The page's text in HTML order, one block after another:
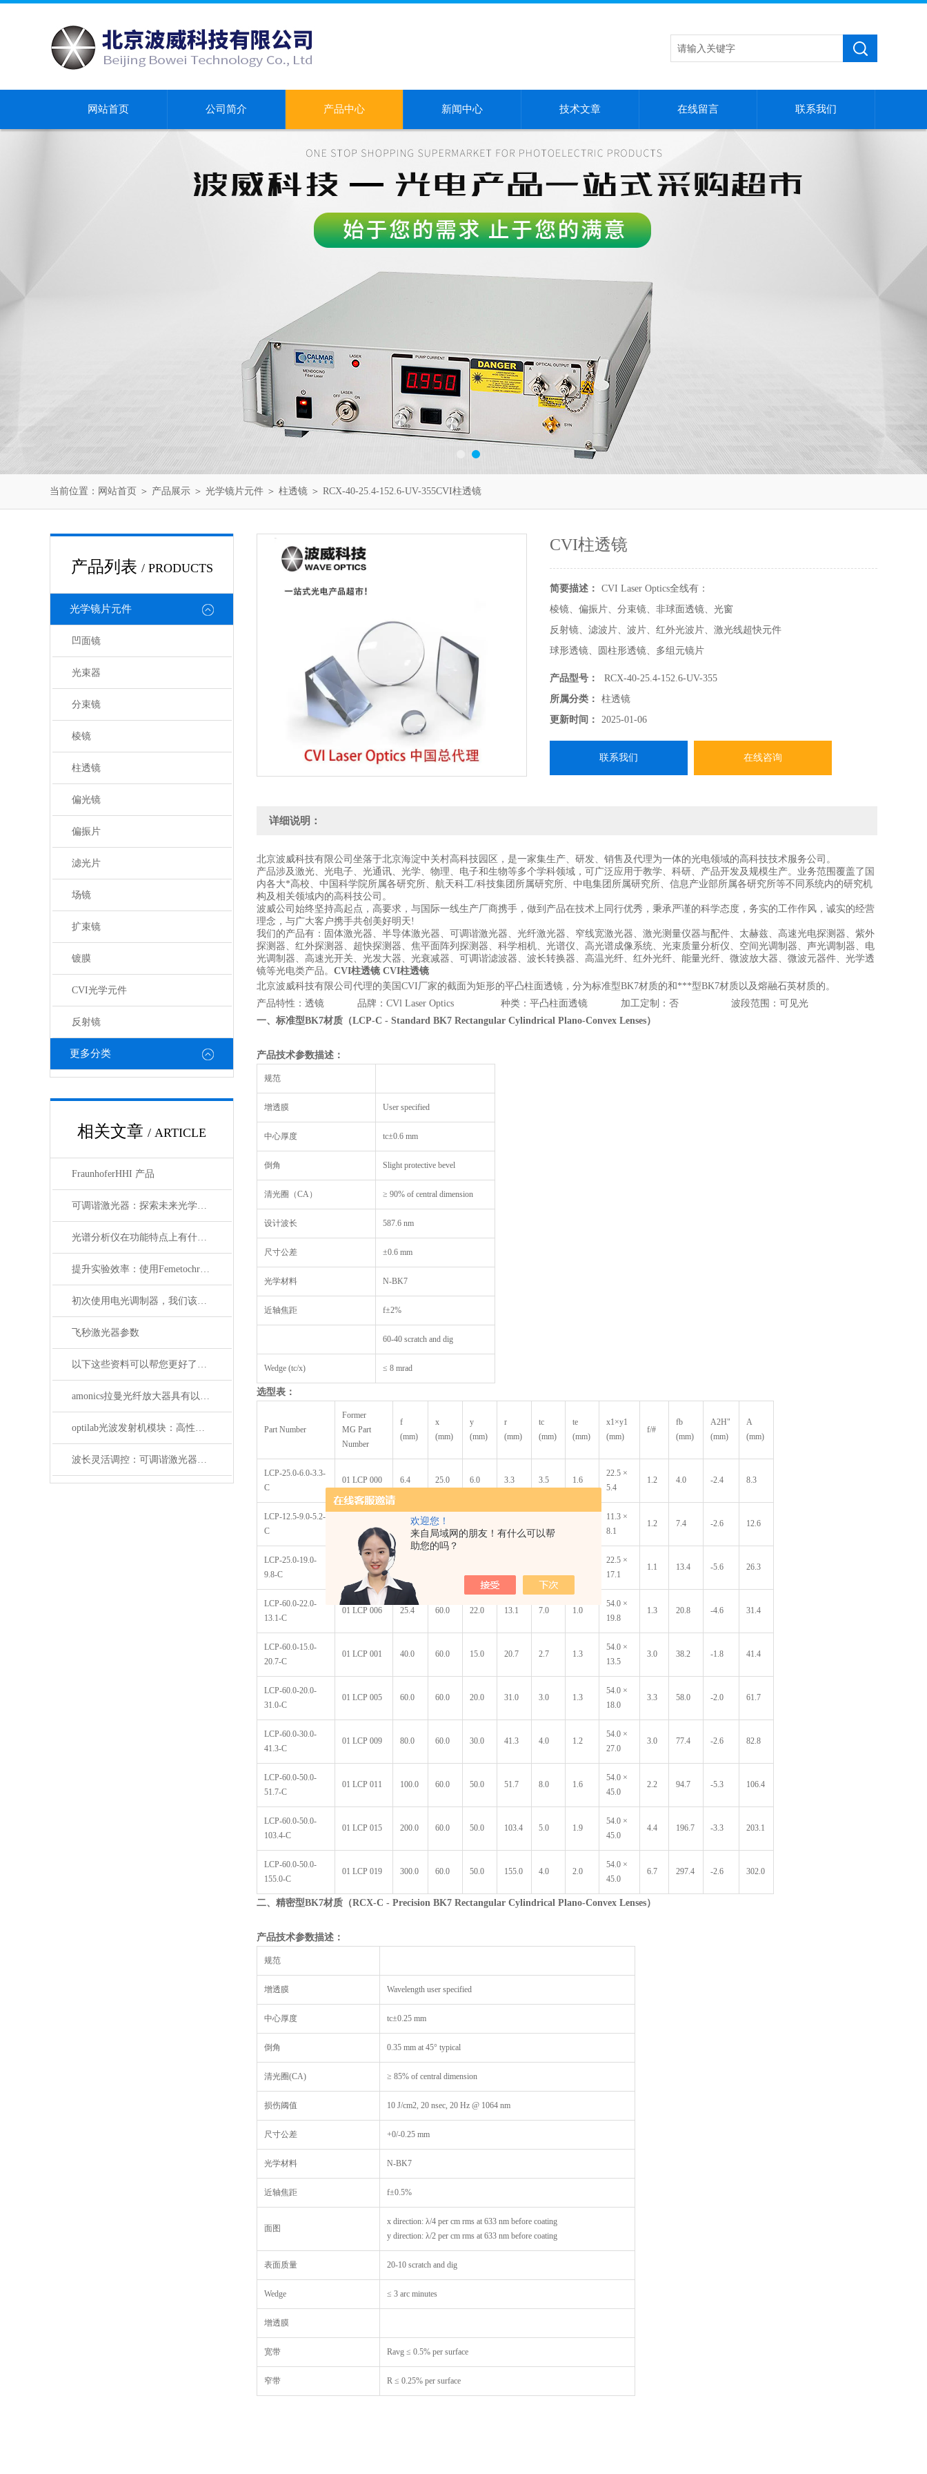
欢迎您！
来自局域网的朋友！有什么可以帮
助您的吗？
网站首页 公司简介 产品中心 新闻中心 技术文章 在线留言 联系我们
当前位置： 网站首页 ＞ 产品展示 ＞ 光学镜片元件 ＞ 柱透镜 ＞ RCX-40-25.4-152.6-UV-355CVI柱透镜
产品列表 / PRODUCTS
光学镜片元件
凹面镜
光束器
分束镜
棱镜
柱透镜
偏光镜
偏振片
滤光片
场镜
扩束镜
镀膜
CVI光学元件
反射镜
更多分类
相关文章 / ARTICLE
FraunhoferHHI 产品
可调谐激光器：探索未来光学应用的无限可能
光谱分析仪在功能特点上有什么杰出表现？
提升实验效率：使用Femetochrome快速扫描自相关仪的优势
初次使用电光调制器，我们该注意什么事项？
飞秒激光器参数
以下这些资料可以帮您更好了解偏振分析仪
amonics拉曼光纤放大器具有以下四大优点
optilab光波发射机模块：高性能通信的核心组件
波长灵活调控：可调谐激光器在WDM系统中的应用解析
CVI柱透镜
简要描述：
CVI Laser Optics全线有：
棱镜、偏振片、分束镜、非球面透镜、光窗
反射镜、滤波片、波片、红外光波片、激光线超快元件
球形透镜、圆柱形透镜、多组元镜片
支持各种定制化需求 CVI柱透镜
--------------------------
北京波威科技作为CVI Laser Optics在中国、香港、中国台湾地区的总代，提
产品型号：
RCX-40-25.4-152.6-UV-355
所属分类：
柱透镜
更新时间：
2025-01-06
联系我们 在线咨询
详细说明：
北京波威科技有限公司坐落于北京海淀中关村高科技园区，是一家集生产、研发、销售及代理为一体的光电领域的高科技技术服务公司。
产品涉及激光、光电子、光通讯、光学、物理、电子和生物等多个学科领域，可广泛应用于教学、科研、产品开发及规模生产。业务范围覆盖了国
内各大*高校、中国科学院所属各研究所、航天科工/科技集团所属研究所、中电集团所属研究所、信息产业部所属各研究所等不同系统内的研究机
构及相关领域内的高科技公司。
波威公司始终坚持高起点，高要求，与国际一线生产厂商携手，做到产品在技术上同行优秀，秉承严谨的科学态度，务实的工作作风，诚实的经营
理念，与广大客户携手共创美好明天!
我们的产品有：固体激光器、半导体激光器、可调谐激光器、光纤激光器、窄线宽激光器、激光测量仪器与配件、太赫兹、高速光电探测器、紫外
探测器、红外探测器、超快探测器、焦平面阵列探测器、科学相机、光谱仪、高光谱成像系统、光束质量分析仪、空间光调制器、声光调制器、电
光调制器、高速光开关、光发大器、光衰减器、可调谐滤波器、波长转换器、高温光纤、红外光纤、能量光纤、微波放大器、微波元器件、光学透
镜等光电类产品。 CVI柱透镜 CVI柱透镜
北京波威科技有限公司代理的美国CVI厂家的截面为矩形的平凸柱面透镜，分为标准型BK7材质的和***型BK7材质以及熔融石英材质的。
产品特性：透镜 品牌：CVl Laser Optics 种类：平凸柱面透镜 加工定制：否 波段范围：可见光
一、标准型BK7材质（LCP-C - Standard BK7 Rectangular Cylindrical Plano-Convex Lenses）
产品技术参数描述：
规范
增透膜 User specified
中心厚度 tc±0.6 mm
倒角 Slight protective bevel
清光圈（CA） ≥ 90% of central dimension
设计波长 587.6 nm
尺寸公差 ±0.6 mm
光学材料 N-BK7
近轴焦距 f±2%
60-40 scratch and dig
Wedge (tc/x) ≤ 8 mrad
选型表：
Part Number
Former
MG Part
Number
f
(mm)
x
(mm)
y
(mm)
r
(mm)
tc
(mm)
te
(mm)
x1×y1
(mm)
f/#
fb
(mm)
A2H"
(mm)
A
(mm)
LCP-25.0-6.0-3.3-
C
01 LCP 000 6.4 25.0 6.0 3.3 3.5 1.6
22.5 ×
5.4
1.2 4.0 -2.4 8.3
LCP-12.5-9.0-5.2-
C
10.0 12.5
11.3 ×
8.1
1.2 7.4 -2.6 12.6
LCP-25.0-19.0-
9.8-C
01 LCP 004
22.5 ×
17.1
1.1 13.4 -5.6 26.3
LCP-60.0-22.0-
13.1-C
01 LCP 006 25.4 60.0 22.0 13.1 7.0 1.0
54.0 ×
19.8
1.3 20.8 -4.6 31.4
LCP-60.0-15.0-
20.7-C
01 LCP 001 40.0 60.0 15.0 20.7 2.7 1.3
54.0 ×
13.5
3.0 38.2 -1.8 41.4
LCP-60.0-20.0-
31.0-C
01 LCP 005 60.0 60.0 20.0 31.0 3.0 1.3
54.0 ×
18.0
3.3 58.0 -2.0 61.7
LCP-60.0-30.0-
41.3-C
01 LCP 009 80.0 60.0 30.0 41.3 4.0 1.2
54.0 ×
27.0
3.0 77.4 -2.6 82.8
LCP-60.0-50.0-
51.7-C
01 LCP 011 100.0 60.0 50.0 51.7 8.0 1.6
54.0 ×
45.0
2.2 94.7 -5.3 106.4
LCP-60.0-50.0-
103.4-C
01 LCP 015 200.0 60.0 50.0 103.4 5.0 1.9
54.0 ×
45.0
4.4 196.7 -3.3 203.1
LCP-60.0-50.0-
155.0-C
01 LCP 019 300.0 60.0 50.0 155.0 4.0 2.0
54.0 ×
45.0
6.7 297.4 -2.6 302.0
二、精密型BK7材质（RCX-C - Precision BK7 Rectangular Cylindrical Plano-Convex Lenses）
产品技术参数描述：
规范
增透膜 Wavelength user specified
中心厚度 tc±0.25 mm
倒角 0.35 mm at 45° typical
清光圈(CA) ≥ 85% of central dimension
损伤阈值 10 J/cm2, 20 nsec, 20 Hz @ 1064 nm
尺寸公差 +0/-0.25 mm
光学材料 N-BK7
近轴焦距 f±0.5%
面图
x direction: λ/4 per cm rms at 633 nm before coating
y direction: λ/2 per cm rms at 633 nm before coating
表面质量 20-10 scratch and dig
Wedge ≤ 3 arc minutes
增透膜
宽带 Ravg ≤ 0.5% per surface
窄带 R ≤ 0.25% per surface